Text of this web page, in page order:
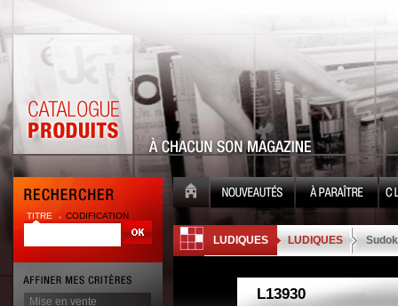
TITRE CODIFICATION
Mise en vente
LUDIQUES LUDIQUES